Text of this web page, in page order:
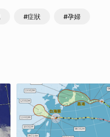
#症狀 #孕婦